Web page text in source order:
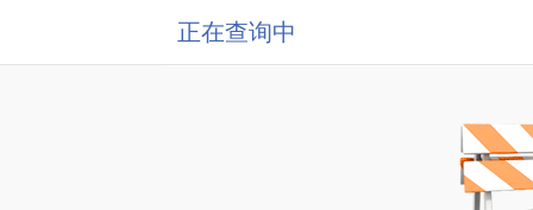
正在查询中